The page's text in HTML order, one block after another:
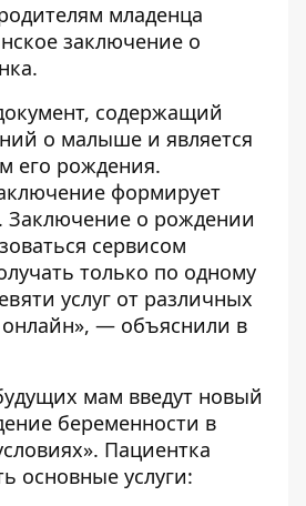
младенца
заключение о
содержащий
о малыше и является
его рождения.
формирует
Заключение о рождении
сервисом
только по одному
услуг от различных
онлайн», — объяснили в
мам введут новый
беременности в
Пациентка
основные услуги: